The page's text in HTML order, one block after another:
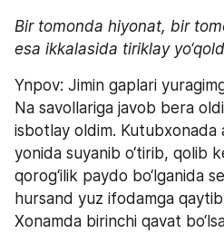
Bir tomonda hiyonat, bir
esa ikkalasida tiriklay
Ynpov: Jimin gaplari
Na savollariga javob bera
isbotlay oldim.
yonida suyanib o‘tirib, qolib
qorog‘ilik paydo bo‘lganida
hursand yuz ifodamga qaytib
Xonamda birinchi qavat